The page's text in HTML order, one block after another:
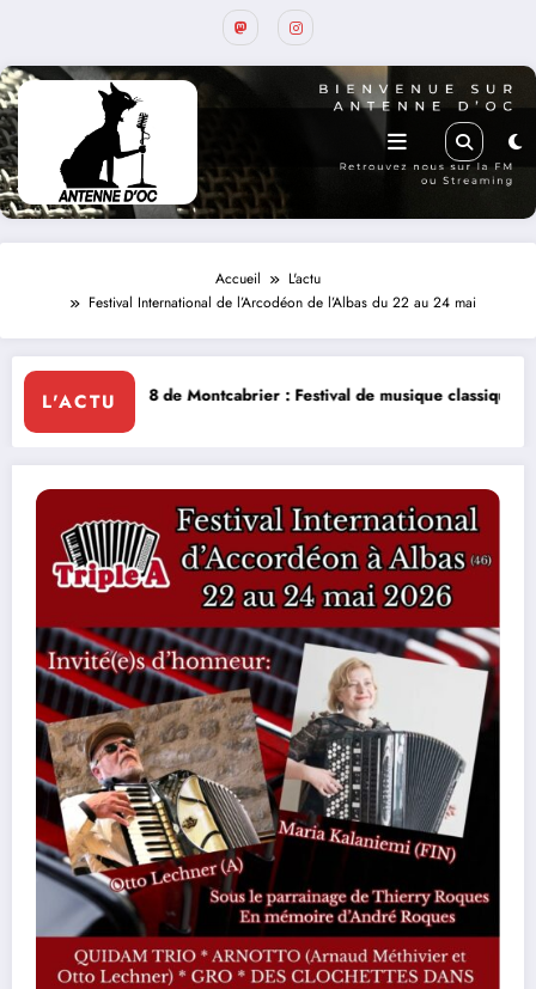
Accueil
L'actu
Festival International de l’Arcodéon de l’Albas du 22 au 24 mai
L'ACTU: Festival de musique classique le 8 et 9 août La